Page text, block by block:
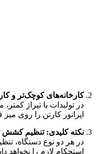
کارخانه‌های کوچک‌تر و
در تولیدات با تیراژ کمتر،
اپراتور کارتن را روی
نکته کلیدی: تنظیم کشش
در هر دو نوع دستگاه،
استحکام لازم را